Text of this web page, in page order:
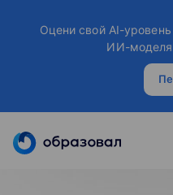
Оцени свой AI-
ИИ-